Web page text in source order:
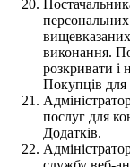
вищевказаних
виконання.
розкривати і
Покупців для
послуг для
Додатків.